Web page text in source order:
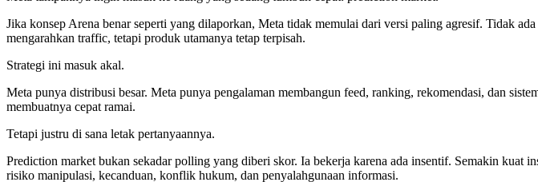
Jika konsep Arena benar seperti yang dilaporkan, Meta tidak memulai dari versi paling agresif. Tidak
mengarahkan traffic, tetapi produk utamanya tetap terpisah.
Strategi ini masuk akal.
Meta punya distribusi besar. Meta punya pengalaman membangun feed, ranking, rekomendasi, dan
membuatnya cepat ramai.
Tetapi justru di sana letak pertanyaannya.
Prediction market bukan sekadar polling yang diberi skor. Ia bekerja karena ada insentif. Semakin kuat
risiko manipulasi, kecanduan, konflik hukum, dan penyalahgunaan informasi.